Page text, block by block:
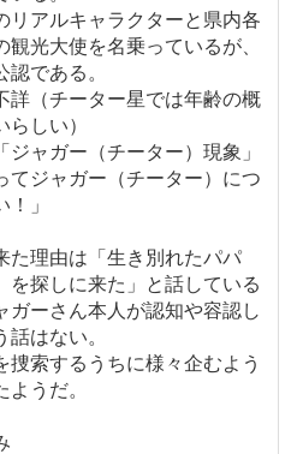
リアルキャラクターと県内各
観光大使を名乗っているが、
認である。
詳（チーター星では年齢の概
らしい）
ジャガー（チーター）現象」
てジャガー（チーター）につ
！」
た理由は「生き別れたパパ
を探しに来た」と話している
ガーさん本人が認知や容認し
話はない。
捜索するうちに様々企むよう
ようだ。